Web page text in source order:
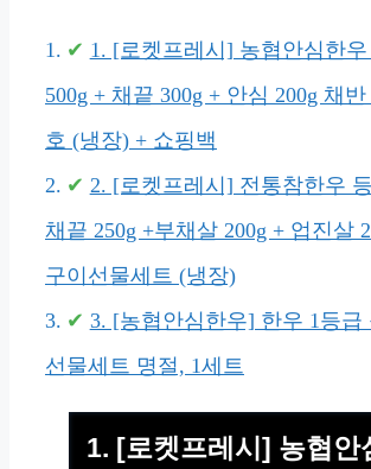
1. [로켓프레시] 농협안심한
500g + 채끝 300g + 안심 200g 채
호 (냉장) + 쇼핑백
2. [로켓프레시] 전통참한우
채끝 250g +부채살 200g + 업진살
구이선물세트 (냉장)
3. [농협안심한우] 한우 1등급
선물세트 명절, 1세트
1. [로켓프레시] 농협안